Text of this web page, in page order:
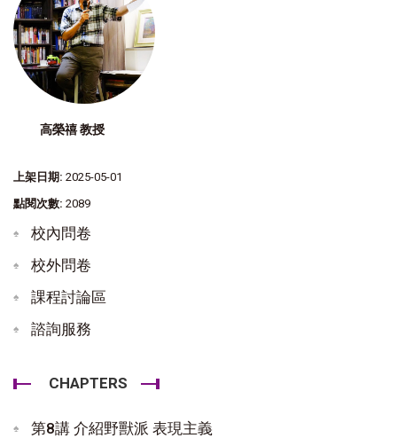
高榮禧 教授
上架日期: 2025-05-01
點閱次數: 2089
校內問卷
校外問卷
課程討論區
諮詢服務
CHAPTERS
第8講 介紹野獸派 表現主義